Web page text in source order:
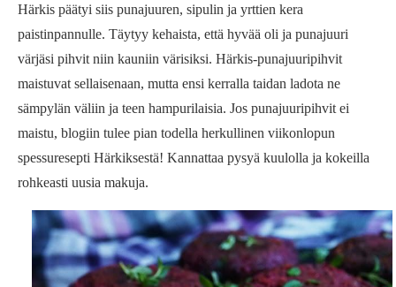
Härkis päätyi siis punajuuren, sipulin ja yrttien kera
paistinpannulle. Täytyy kehaista, että hyvää oli ja punajuuri
värjäsi pihvit niin kauniin värisiksi. Härkis-punajuuripihvit
maistuvat sellaisenaan, mutta ensi kerralla taidan ladota ne
sämpylän väliin ja teen hampurilaisia. Jos punajuuripihvit ei
maistu, blogiin tulee pian todella herkullinen viikonlopun
spessuresepti Härkiksestä! Kannattaa pysyä kuulolla ja kokeilla
rohkeasti uusia makuja.